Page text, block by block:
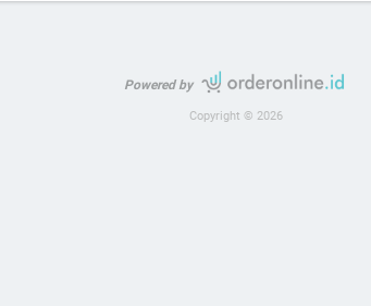
Powered by
Copyright © 2026